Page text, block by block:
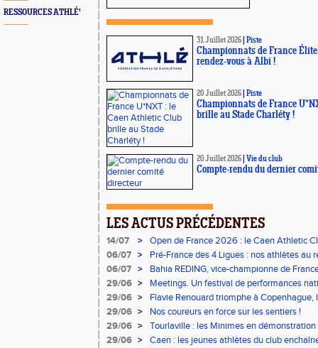
RESSOURCES ATHLÉ'
31 Juillet 2026 Piste
Championnats de France
rendez-vous à Albi !
20 Juillet 2026 Piste
Championnats de France
brille au Stade Charléty !
20 Juillet 2026 Vie du club
Compte-rendu du dernier
LES ACTUS PRÉCÉDENTES
14/07 >
Open de France 2026 : le Caen Athletic
06/07 >
Pré-France des 4 Ligues : nos athlètes au
06/07 >
Bahia REDING, vice-championne de
29/06 >
Meetings. Un festival de performances
concours
29/06 >
Flavie Renouard triomphe à
brillent sur tous les fronts
29/06 >
Nos coureurs en force sur les sentiers !
29/06 >
Tourlaville : les Minimes en démonstration
29/06 >
Caen : les jeunes athlètes du club